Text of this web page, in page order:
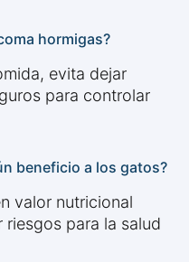
hormigas?
evita dejar
para controlar
beneficio a los gatos?
valor nutricional
riesgos para la salud